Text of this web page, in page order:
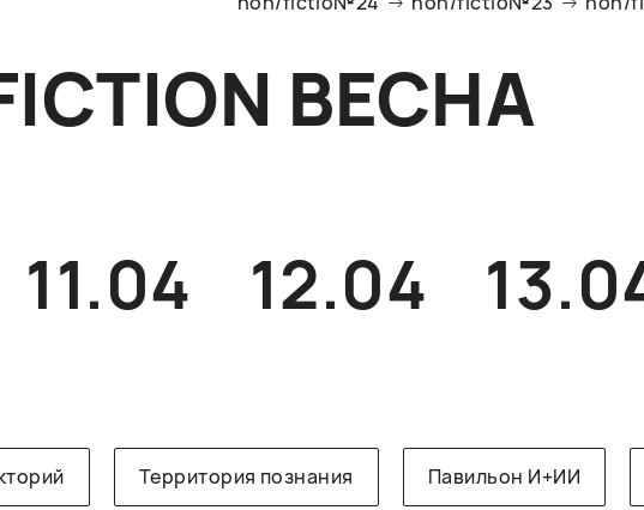
ВЕСНА
11.04 12.04
Территория познания Павильон И+ИИ